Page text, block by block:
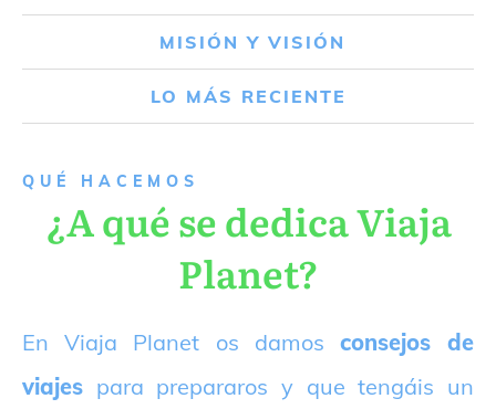
MISIÓN Y VISIÓN
LO MÁS RECIENTE
QUÉ HACEMOS
¿A qué se dedica Viaja
Planet?
En Viaja Planet os damos consejos de
viajes para prepararos y que tengáis un